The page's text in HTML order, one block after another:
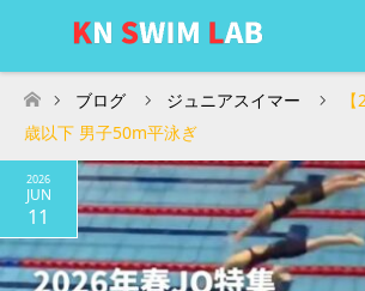
ホーム
ブログ ジュニアスイマー
歳以下 男子50m平泳ぎ
2026
JUN
11